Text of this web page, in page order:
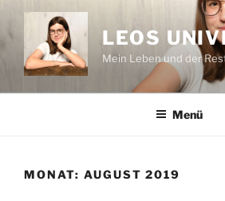
Zum
springen
LEOS
Mein Leben und der
Menü
MONAT: AUGUST 2019